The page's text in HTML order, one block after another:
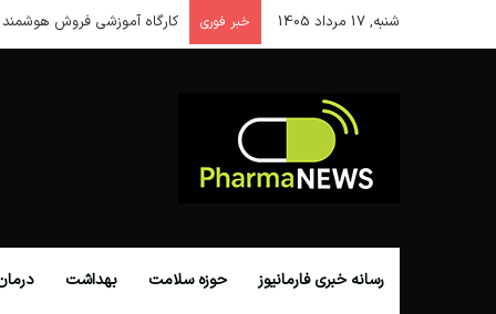
شنبه, 17 مرداد 1405 خبر فوری کارگاه آموزشی فروش
رسانه خبری فارمانیوز حوزه سلامت بهداشت